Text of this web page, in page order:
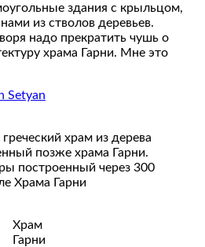
здания с крыльцом,
из стволов деревьев.
надо прекратить чушь о
храма Гарни. Мне это
Setyan
храм из дерева
позже храма Гарни.
построенный через 300
Храма Гарни
Храм
Гарни